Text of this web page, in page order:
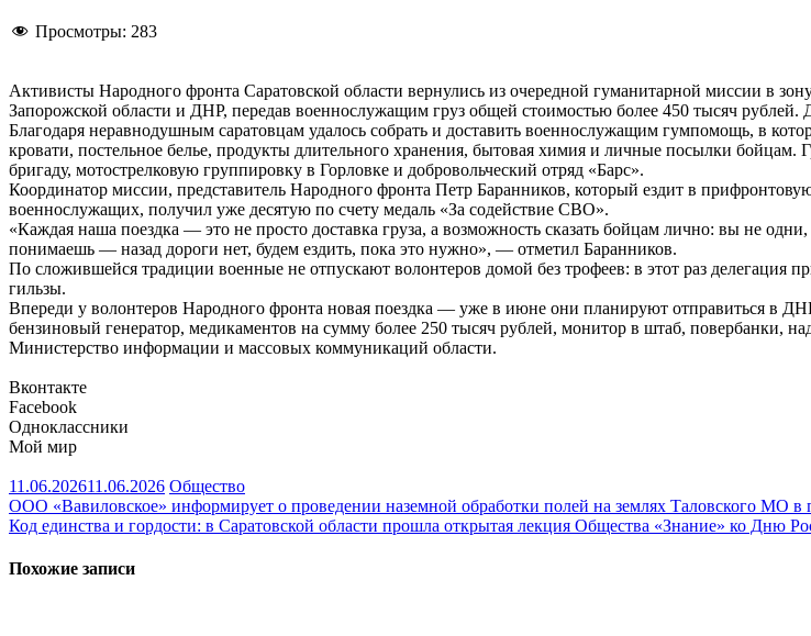
Просмотры: 283
Активисты Народного фронта Саратовской области вернулись из очередной гуманитарной миссии в
Запорожской области и ДНР, передав военнослужащим груз общей стоимостью более 450 тысяч рублей.
Благодаря неравнодушным саратовцам удалось собрать и доставить военнослужащим гумпомощь, в
кровати, постельное белье, продукты длительного хранения, бытовая химия и личные посылки
бригаду, мотострелковую группировку в Горловке и добровольческий отряд «Барс».
Координатор миссии, представитель Народного фронта Петр Баранников, который ездит в
военнослужащих, получил уже десятую по счету медаль «За содействие СВО».
«Каждая наша поездка — это не просто доставка груза, а возможность сказать бойцам лично: вы не
понимаешь — назад дороги нет, будем ездить, пока это нужно», — отметил Баранников.
По сложившейся традиции военные не отпускают волонтеров домой без трофеев: в этот раз
гильзы.
Впереди у волонтеров Народного фронта новая поездка — уже в июне они планируют отправиться в
бензиновый генератор, медикаментов на сумму более 250 тысяч рублей, монитор в штаб,
Министерство информации и массовых коммуникаций области.
Вконтакте
Facebook
Одноклассники
Мой мир
11.06.202611.06.2026 Общество
Навигация
по
записям
ООО «Вавиловское» информирует о проведении наземной обработки полей на землях Таловского МО в
Код единства и гордости: в Саратовской области прошла открытая лекция Общества «Знание» ко Дню
Похожие записи